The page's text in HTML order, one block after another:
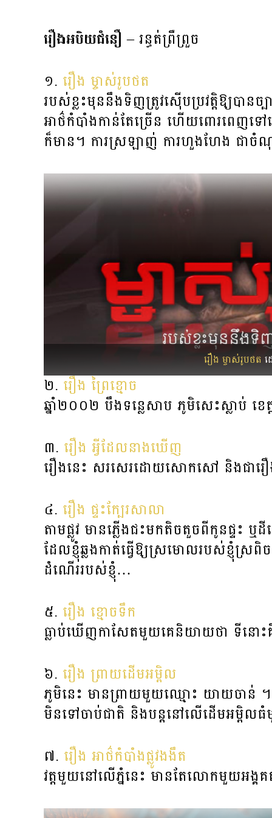
រឿងអបិយជំនឿ – រន្ធត់ព្រឺព្រួច
១. រឿង ម្ចាស់រូបថត
របស់ខ្លះមុននឹងទិញត្រូវស៊ើបប្រវត្តិឱ្យបា
អាថ៌កំបាំងកាន់តែច្រើន ហើយពោរពេញទ
ក៏មាន។ ការស្រឡាញ់ ការហួងហែង ជាចំណុ
រឿង ម្ចាស់រូបថត
២. រឿង ព្រៃខ្មោច
ឆ្នាំ២០០២ បឹងទន្លេសាប ភូមិសេះស្លាប់ ខេ
៣. រឿង អ្វីដែលនាងឃើញ
រឿងនេះ សរសេរដោយសោកសៅ និងជា
៤. រឿង ផ្ទះក្បែរសាលា
តាមផ្លូវ មាន​ភ្លើងជះមក​​តិច​តួចពីកូនផ្
ដែល​ខ្ញុំ​ឆ្លង​កាត់​ធ្វើ​ឱ្យ​ស្រមោល​របស់​ខ្ញុំ​
ដំណើររបស់ខ្ញុំ…
៥. រឿង ខ្មោចទឹក
ធ្លាប់ឃើញកាសែតមួយគេនិយាយថា ទីនោះ
៦. រឿង ព្រាយដើមអម្ពិល
ភូមិនេះ មានព្រាយមួយឈ្មោះ យាយចាន់
មិនទៅចាប់ជាតិ និងបន្តនៅលើដើមអម្ពិលធំ
៧. រឿង​ អាថ៌កំបាំងផ្លូវងងឹត
វត្តមួយនៅលើភ្នំនេះ មានតែលោកមួយអង្